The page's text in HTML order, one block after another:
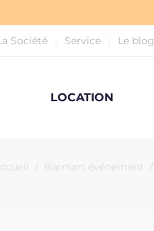
Société Service Le blog
LOCATION
/ Barnum événement /